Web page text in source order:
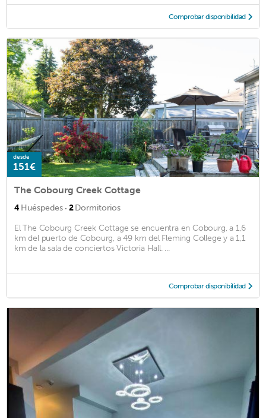
Comprobar disponibilidad
desde
151€
The Cobourg Creek Cottage
4Huéspedes · 2Dormitorios
El The Cobourg Creek Cottage se encuentra en Cobourg, a 1,6
km del puerto de Cobourg, a 49 km del Fleming College y a 1,1
km de la sala de conciertos Victoria Hall. ...
Comprobar disponibilidad